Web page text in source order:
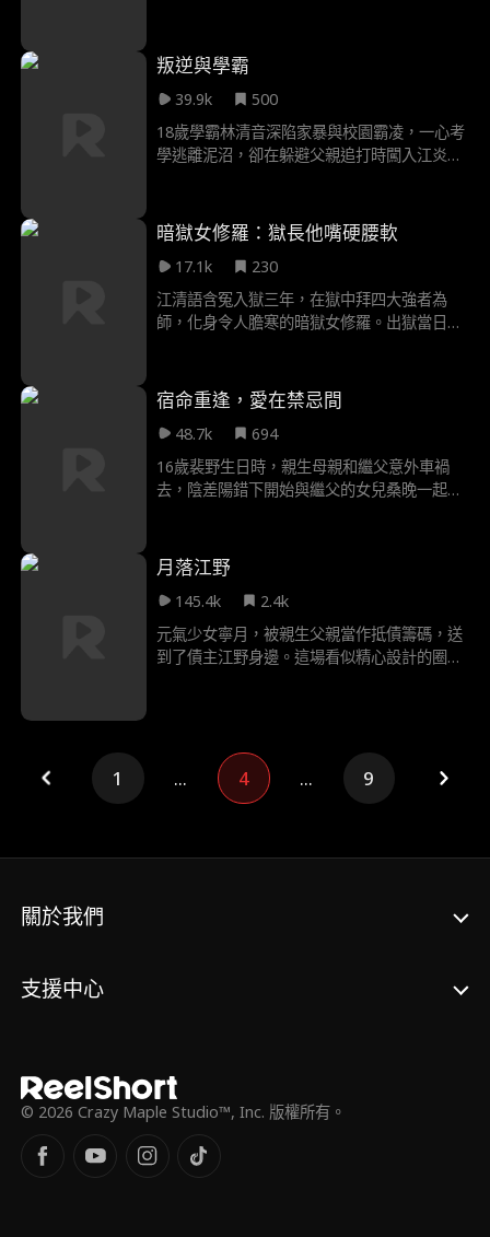
頓家業為由暫緩婚約，提出以三月為期爭奪掌
家權。期間，她破解碼頭 “凝冰咒”，聯合白、
秦兩家對抗東瀛商社，盤活許家生意，與白靳
梟感情也在拉扯中升溫。 隨著劇情深入，許硯
秋髮現秦昀被偽道士玄機子用 “萬魂縛命局” 操
其投身商界，感化許言琛讓其承擔家族責任。
故事高潮，玄機子聯合東瀛勢力啟動 “百鬼夜
行” 計劃欲控滬城。許硯秋與白靳梟背靠背作
戰，許硯秋為救白靳梟犧牲，完成百次輪迴贖
罪。七年後，許思蘅成為滬城首位女性商會會
千年羈絆終續前緣，為這段跨越時空的傳奇畫
花姐姐覺得江辰和江父入豪門，是為了霸佔蘇
家財產，卻沒想到江辰意外覺醒了未卜先知系
統，江辰在系統的加持下，完成人生逆襲，最
終抱得美人歸，成為江城真正的霸主。
叛逆與學霸
39.9k
500
18歲學霸林清音深陷家暴與校園霸凌，一心考
學逃離泥沼，卻在躲避父親追打時闖入江炎的
意外成同桌，從誤解對峙、針鋒相對，到逐漸
看穿彼此偽裝，看見對方破碎靈魂裡的堅韌與
柔軟。他們相互救贖，聯手對抗困境，最終在
青春裡彼此照亮，朝著“離開這裡”的共同目標
並肩前行，讓野火般的勇氣與愛意，在成長中
暗獄女修羅：獄長他嘴硬腰軟
17.1k
230
江清語含冤入獄三年，在獄中拜四大強者為
師，化身令人膽寒的暗獄女修羅。出獄當日，
逼跪、未婚夫休妻另娶，她當場撕碎休書霸氣
反擊。頃刻間謝家車隊降臨，監獄長展露家主
身份，攜百億聘禮求婚撐腰。此後二人強強聯
手，怒踹渣男，讓所有仇人付出代價。
宿命重逢，愛在禁忌間
48.7k
694
16歲裴野生日時，親生母親和繼父意外車禍
去，陰差陽錯下開始與繼父的女兒桑晚一起生
覺自己對桑晚的情愫，可一切還沒開始桑晚就
把裴野趕出了家門。6年後兩人再次相遇，此
時的裴野已經成為當紅偶像，而桑晚則經營著
一家咖啡館，宿命讓兩個人又重新走到一起。
月落江野
145.4k
2.4k
元氣少女寧月，被親生父親當作抵債籌碼，送
到了債主江野身邊。這場看似精心設計的圈
重面孔的男人步步為營，溫柔設局，最終將他
蓄謀已久的女人，穩穩地圈進了自己的人生
1 ... 4 ... 9
關於我們
支援中心
© 2026 Crazy Maple Studio™, Inc. 版權所有。